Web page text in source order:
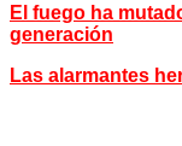
El fuego ha
generación
Las alarmantes